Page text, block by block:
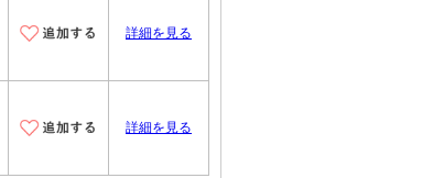
詳細を見る
詳細を見る